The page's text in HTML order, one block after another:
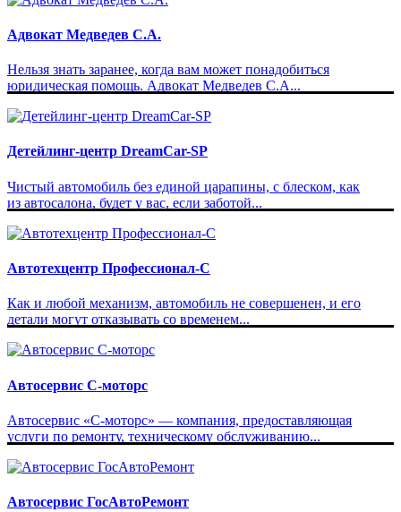
Адвокат Медведев С.А.
Нельзя знать заранее, когда вам может понадобиться
юридическая помощь. Адвокат Медведев С.А...
Детейлинг-центр DreamCar-SP
Чистый автомобиль без единой царапины, с блеском, как
из автосалона, будет у вас, если заботой...
Автотехцентр Профессионал-С
Как и любой механизм, автомобиль не совершенен, и его
детали могут отказывать со временем...
Автосервис С-моторс
Автосервис «С-моторс» — компания, предоставляющая
услуги по ремонту, техническому обслуживанию...
Автосервис ГосАвтоРемонт